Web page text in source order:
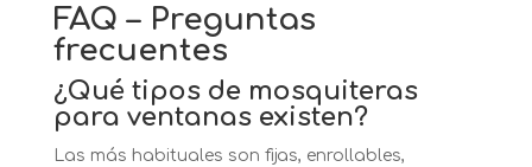
FAQ – Preguntas
frecuentes
¿Qué tipos de mosquiteras
para ventanas existen?
Las más habituales son fijas, enrollables,